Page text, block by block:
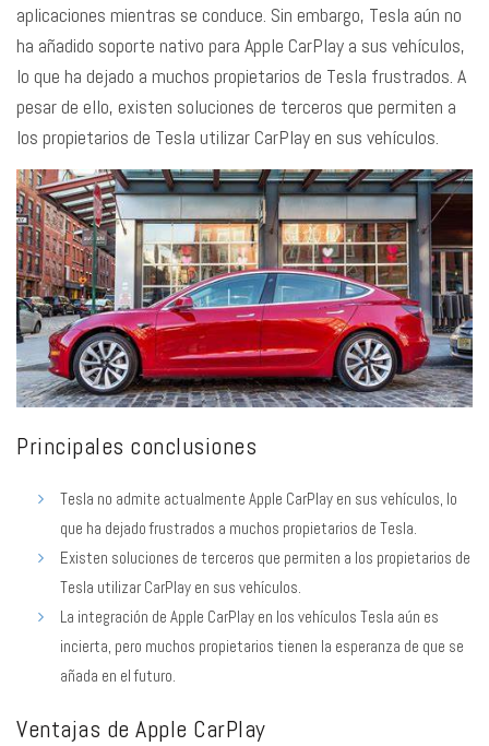
aplicaciones mientras se conduce. Sin embargo, Tesla aún no
ha añadido soporte nativo para Apple CarPlay a sus vehículos,
lo que ha dejado a muchos propietarios de Tesla frustrados. A
pesar de ello, existen soluciones de terceros que permiten a
los propietarios de Tesla utilizar CarPlay en sus vehículos.
Principales conclusiones
Tesla no admite actualmente Apple CarPlay en sus vehículos, lo
que ha dejado frustrados a muchos propietarios de Tesla.
Existen soluciones de terceros que permiten a los propietarios de
Tesla utilizar CarPlay en sus vehículos.
La integración de Apple CarPlay en los vehículos Tesla aún es
incierta, pero muchos propietarios tienen la esperanza de que se
añada en el futuro.
Ventajas de Apple CarPlay